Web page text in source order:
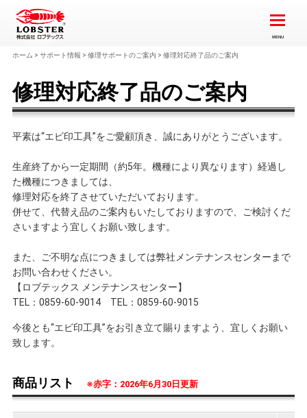
ホーム > サポート情報 > 修理サポートのご案内 > 修理対応終了品のご案内
修理対応終了品のご案内
平素は“エビ印工具”をご愛顧頂き、誠にありがとうございます。
生産終了から一定期間（約5年。機種により異なります）経過し
た機種につきましては、
修理対応を終了させていただいております。
併せて、代替え品のご案内もいたしておりますので、ご検討くだ
さいますよう宜しくお願い致します。
また、ご不明な点につきましては弊社メンテナンスセンターまで
お問い合わせください。
【ロブテックス メンテナンスセンター】
TEL：0859-60-9014 TEL：0859-60-9015
今後とも“エビ印工具”をお引き立て賜りますよう、宜しくお願い
致します。
商品リスト ※赤字：2026年6月30日更新